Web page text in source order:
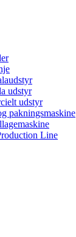
udstyr
udstyr
pakningsmaskine
Line